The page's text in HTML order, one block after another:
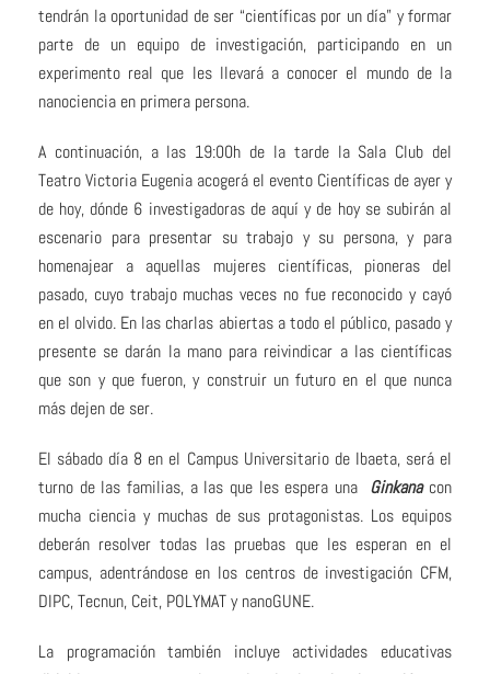
tendrán la oportunidad de ser “científicas por un día” y formar
parte de un equipo de investigación, participando en un
experimento real que les llevará a conocer el mundo de la
nanociencia en primera persona.
A continuación, a las 19:00h de la tarde la Sala Club del
Teatro Victoria Eugenia acogerá el evento Científicas de ayer y
de hoy, dónde 6 investigadoras de aquí y de hoy se subirán al
escenario para presentar su trabajo y su persona, y para
homenajear a aquellas mujeres científicas, pioneras del
pasado, cuyo trabajo muchas veces no fue reconocido y cayó
en el olvido. En las charlas abiertas a todo el público, pasado y
presente se darán la mano para reivindicar a las científicas
que son y que fueron, y construir un futuro en el que nunca
más dejen de ser.
El sábado día 8 en el Campus Universitario de Ibaeta, será el
turno de las familias, a las que les espera una Ginkana con
mucha ciencia y muchas de sus protagonistas. Los equipos
deberán resolver todas las pruebas que les esperan en el
campus, adentrándose en los centros de investigación CFM,
DIPC, Tecnun, Ceit, POLYMAT y nanoGUNE.
La programación también incluye actividades educativas